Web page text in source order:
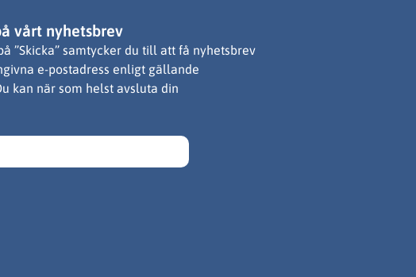
vårt nyhetsbrev
”Skicka” samtycker du till att få nyhetsbrev
e-postadress enligt gällande
kan när som helst avsluta din